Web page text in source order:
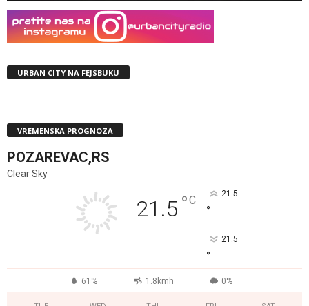
URBAN CITY NA FEJSBUKU
VREMENSKA PROGNOZA
POZAREVAC,RS
Clear Sky
21.5 °C 21.5
°
21.5
°
61% 1.8kmh 0%